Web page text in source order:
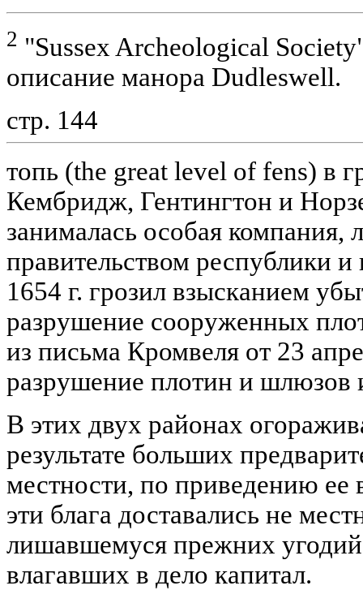
2 "Sussex Archeological
описание манора Dudleswell.
стр. 144
топь (the great level of fens) в
Кембридж, Гентингтон и
занималась особая компания,
правительством республики
1654 г. грозил взысканием
разрушение сооруженных
из письма Кромвеля от 23
разрушение плотин и шлюзов
В этих двух районах
результате больших
местности, по приведению ее
эти блага доставались не
лишавшемуся прежних
влагавших в дело капитал.